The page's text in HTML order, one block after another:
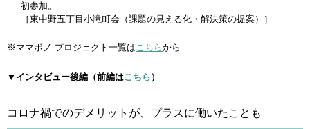
初参加。
［東中野五丁目小滝町会（課題の見える化・解決策の提案）］
※ママボノ プロジェクト一覧はこちらから
▼インタビュー後編（前編はこちら ）
コロナ禍でのデメリットが、プラスに働いたことも